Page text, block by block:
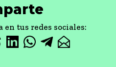
tus redes sociales: